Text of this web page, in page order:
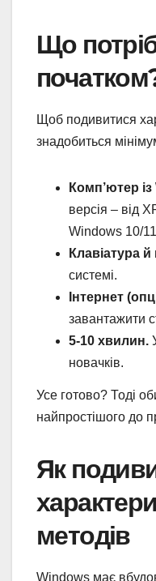
Що
Щоб подивитися
знадобиться
Комп’ютер
версія – від
Windows 10/
Клавіатура
системі.
Інтернет
завантажити
5-10 хвилин.
новачків.
Усе готово? Тоді
найпростішого до
Як
методів
Windows має